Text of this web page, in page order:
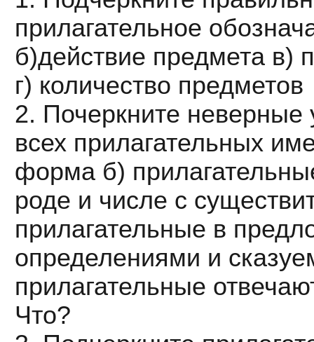
прилагательное
б)действие предмета в)
г) количество предметов
2. Почеркните неверные
всех прилагательных
форма б)
роде и числе с
прилагательные в
определениями и
прилагательные
Что?